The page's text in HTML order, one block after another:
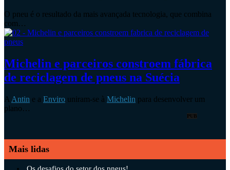
O pneu é o resultado da mais avançada tecnologia, que combina
com…
Michelin e parceiros constroem fábrica
de reciclagem de pneus na Suécia
A Antin e a Enviro uniram-se à Michelin para desenvolver um
plano…
PUB
Mais lidas
Os desafios do setor dos pneus!